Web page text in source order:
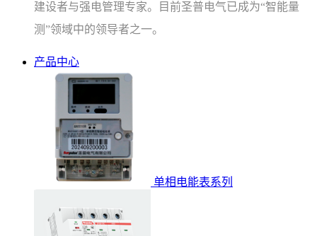
建设者与强电管理专家。目前圣普电气已成为“智能量
测”领域中的领导者之一。
产品中心
单相电能表系列